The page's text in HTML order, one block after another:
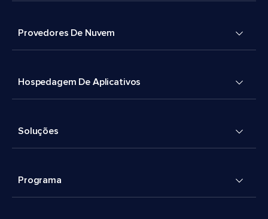
Provedores De Nuvem
Hospedagem De Aplicativos
Soluções
Programa